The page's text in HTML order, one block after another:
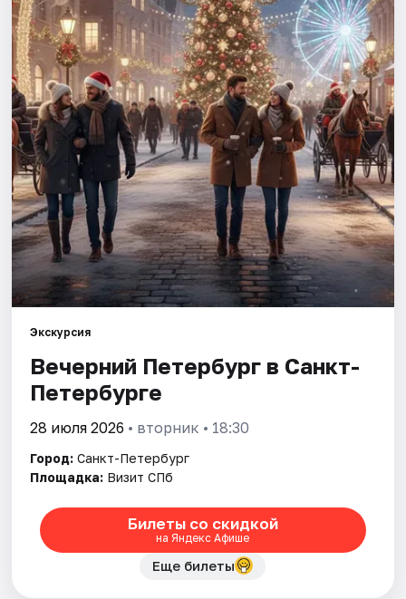
Города
Площадки
Артисты
Рейтинги
Экскурсия
Вечерний Петербург в Санкт-
Петербурге
28 июля 2026 • вторник • 18:30
Город: Санкт-Петербург
Площадка: Визит СПб
Билеты со скидкой
на Яндекс Афише
Еще билеты